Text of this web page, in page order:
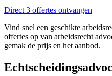
Direct 3 offertes ontvangen
Vind snel een geschikte
offertes op van arbeidsrecht
gemak de prijs en het aanbod.